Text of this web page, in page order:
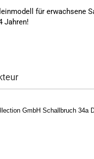
für erwachsene
Jahren!
GmbH Schallbruch 34a